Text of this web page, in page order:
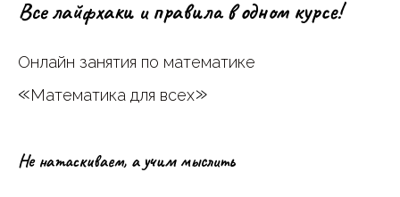
Все лайфхаки и правила в одном курсе!
Онлайн занятия по математике
«Математика для всех»
Не натаскиваем, а учим мыслить